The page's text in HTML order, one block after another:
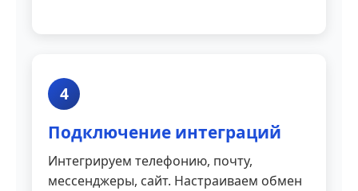
4
Подключение интеграций
Интегрируем телефонию, почту,
мессенджеры, сайт. Настраиваем обмен